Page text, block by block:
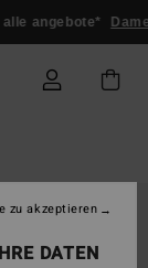
angebote* Damen
DATEN
zu akzeptieren